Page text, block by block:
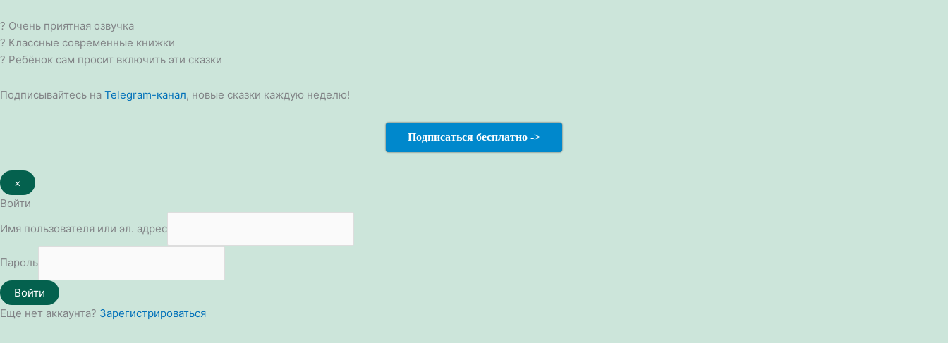
? Очень приятная озвучка
? Классные современные книжки
? Ребёнок сам просит включить эти сказки
Подписывайтесь на Telegram-канал, новые сказки каждую неделю!
Подписаться бесплатно ->
×
Войти
Имя пользователя или эл. адрес
Пароль
Войти
Еще нет аккаунта? Зарегистрироваться